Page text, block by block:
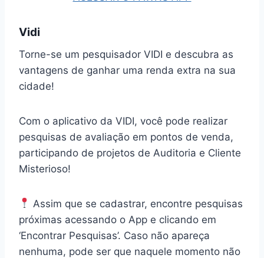
Vidi
Torne-se um pesquisador VIDI e descubra as
vantagens de ganhar uma renda extra na sua
cidade!
Com o aplicativo da VIDI, você pode realizar
pesquisas de avaliação em pontos de venda,
participando de projetos de Auditoria e Cliente
Misterioso!
Assim que se cadastrar, encontre pesquisas
próximas acessando o App e clicando em
‘Encontrar Pesquisas’. Caso não apareça
nenhuma, pode ser que naquele momento não